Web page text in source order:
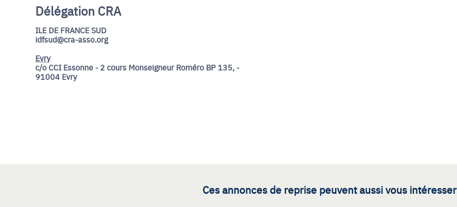
Délégation CRA
ILE DE FRANCE SUD
idfsud@cra-asso.org
Evry
c/o CCI Essonne - 2 cours Monseigneur Roméro BP 135, -
91004 Evry
Ces annonces de reprise peuvent aussi vous intéresser